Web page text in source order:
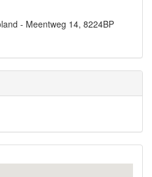
- Meentweg 14, 8224BP